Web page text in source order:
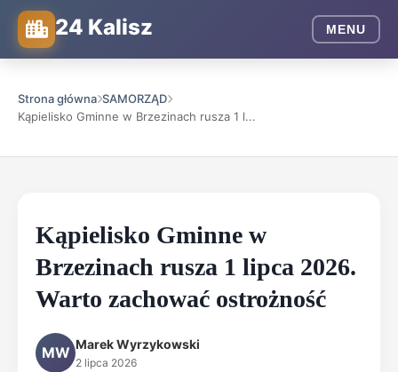
24 Kalisz MENU
Strona główna SAMORZĄD
Kąpielisko Gminne w Brzezinach rusza 1 l...
Kąpielisko Gminne w
Brzezinach rusza 1 lipca 2026.
Warto zachować ostrożność
MW Marek Wyrzykowski
2 lipca 2026